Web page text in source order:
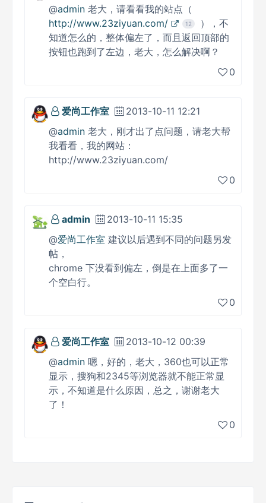
@admin 老大，请看看我的站点（
http://www.23ziyuan.com/
12
），不
知道怎么的，整体偏左了，而且返回顶部的
按钮也跑到了左边，老大，怎么解决啊？
0
爱尚工作室
2013-10-11 12:21
@admin 老大，刚才出了点问题，请老大帮
我看看，我的网站：
http://www.23ziyuan.com/
0
admin
2013-10-11 15:35
@爱尚工作室 建议以后遇到不同的问题另发
帖，
chrome 下没看到偏左，倒是在上面多了一
个空白行。
0
爱尚工作室
2013-10-12 00:39
@admin 嗯，好的，老大，360也可以正常
显示，搜狗和2345等浏览器就不能正常显
示，不知道是什么原因，总之，谢谢老大
了！
0